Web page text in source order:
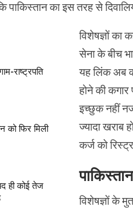
पाकिस्‍तान का इस तरह से
राष्ट्रपति
को फिर मिली
ही कोई तेज
विशेषज्ञों का
सेना के बीच
यह लिंक अब
होने की
इच्‍छुक नहीं
ज्‍यादा खराब
कर्ज को
विशेषज्ञों के